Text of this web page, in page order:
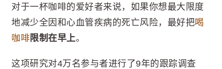
对于一杯咖啡的爱好者来说，如果你想最大限度
地减少全因和心血管疾病的死亡风险，最好把喝
咖啡限制在早上。
这项研究对4万名参与者进行了9年的跟踪调查